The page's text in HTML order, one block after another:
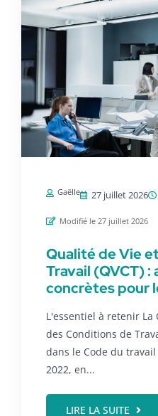
Gaëlle 27 juillet 2026
Modifié le 27 juillet 2026
Qualité de Vie
Travail (QVCT) :
concrètes pour
L'essentiel à retenir La
des Conditions de
dans le Code du
2022, en...
LIRE LA SUITE